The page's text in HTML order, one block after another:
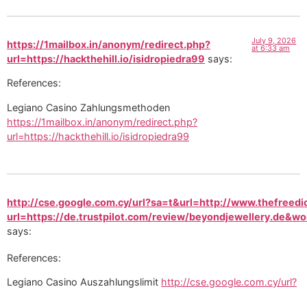
https://1mailbox.in/anonym/redirect.php?
url=https://hackthehill.io/isidropiedra99 says:
July 9, 2026
at 6:33 am
References:
Legiano Casino Zahlungsmethoden
https://1mailbox.in/anonym/redirect.php?
url=https://hackthehill.io/isidropiedra99
http://cse.google.com.cy/url?sa=t&url=http://
url=https://de.trustpilot.com/review/
says:
References:
Legiano Casino Auszahlungslimit http://cse.google.com.cy/url?